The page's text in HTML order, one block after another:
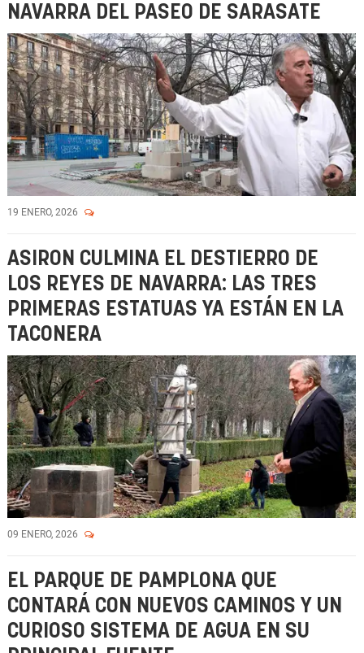
NAVARRA DEL PASEO DE SARASATE
19 ENERO, 2026
ASIRON CULMINA EL DESTIERRO DE
LOS REYES DE NAVARRA: LAS TRES
PRIMERAS ESTATUAS YA ESTÁN EN LA
TACONERA
09 ENERO, 2026
EL PARQUE DE PAMPLONA QUE
CONTARÁ CON NUEVOS CAMINOS Y UN
CURIOSO SISTEMA DE AGUA EN SU